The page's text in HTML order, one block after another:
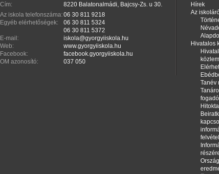
Cím:
8220 Balatonalmádi, Bajcsy-Zs. u 30.
Az iskola telefonszáma:06 30 811 9218
Egyéb elérhetőségek:
06 30 811 5324
06 30 811 5372
E-mail:
iskola@gyorgyiiskola.hu
Web:
www.gyorgyiiskola.hu
Facebook:
facebook.gyorgyiiskola.hu
OM azonosító:
037 050
Hírek
Az
Hivatalos
Tanév